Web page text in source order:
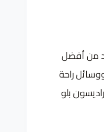
من أفضل
راحة
بلو